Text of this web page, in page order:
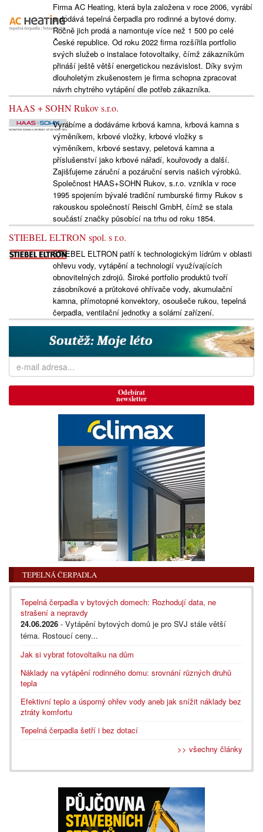
Firma AC Heating, která byla založena v roce 2006, vyrábí
a dodává tepelná čerpadla pro rodinné a bytové domy.
Ročně jich prodá a namontuje více než 1 500 po celé
České republice. Od roku 2022 firma rozšířila portfolio
svých služeb o instalace fotovoltaiky, čímž zákazníkům
přináší ještě větší energetickou nezávislost. Díky svým
dlouholetým zkušenostem je firma schopna zpracovat
návrh chytrého vytápění dle potřeb zákazníka.
HAAS + SOHN Rukov s.r.o.
Vyrábíme a dodáváme krbová kamna, krbová kamna s
výměníkem, krbové vložky, krbové vložky s
výměníkem, krbové sestavy, peletová kamna a
příslušenství jako krbové nářadí, kouřovody a další.
Zajišťujeme záruční a pozáruční servis našich výrobků.
Společnost HAAS+SOHN Rukov, s.r.o. vznikla v roce
1995 spojením bývalé tradiční rumburské firmy Rukov s
rakouskou společností Reischl GmbH, čímž se stala
součástí značky působící na trhu od roku 1854.
STIEBEL ELTRON spol. s r.o.
STIEBEL ELTRON patří k technologickým lídrům v oblasti
ohřevu vody, vytápění a technologií využívajících
obnovitelných zdrojů. Široké portfolio produktů tvoří
zásobníkové a průtokové ohřívače vody, akumulační
kamna, přímotopné konvektory, osoušeče rukou, tepelná
čerpadla, ventilační jednotky a solární zařízení.
Odebírat
newsletter
TEPELNÁ ČERPADLA
Tepelná čerpadla v bytových domech: Rozhodují data, ne
strašení a nepravdy
24.06.2026 - Vytápění bytových domů je pro SVJ stále větší
téma. Rostoucí ceny...
Jak si vybrat fotovoltaiku na dům
Náklady na vytápění rodinného domu: srovnání různých druhů
tepla
Efektivní teplo a úsporný ohřev vody aneb jak snížit náklady bez
ztráty komfortu
Tepelná čerpadla šetří i bez dotací
>> všechny články